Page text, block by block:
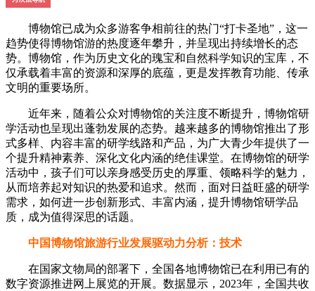
博物馆已成为众多游客争相前往的热门“打卡圣地”，这一
趋势使得博物馆游的热度逐年攀升，并呈现出持续增长的态
势。博物馆，作为历史文化的瑰宝和自然科学知识的宝库，不
仅承载着丰富的资源和深厚的底蕴，更是发挥教育功能、传承
文明的重要场所。
近年来，随着公众对博物馆的关注度不断提升，博物馆研
学活动也呈现出蓬勃发展的态势。越来越多的博物馆推出了形
式多样、内容丰富的研学线路和产品，为广大青少年提供了一
个提升精神素养、深化文化内涵的绝佳课堂。在博物馆的研学
活动中，孩子们可以亲身感受历史的厚重、领略科学的魅力，
从而培养起对知识的热爱和追求。然而，面对日益旺盛的研学
需求，如何进一步创新形式、丰富内涵，提升博物馆研学品
质，成为值得深思的话题。
中国博物馆旅游行业发展驱动力分析：技术
在国家文物局的部署下，全国各地博物馆已在利用已有的
数字资源推进网上展览的开展。数据显示，2023年，全国共收